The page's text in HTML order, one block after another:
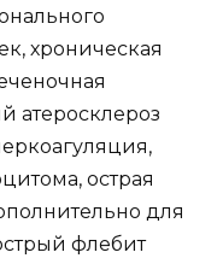
хроническая
атеросклероз
острая
для
флебит